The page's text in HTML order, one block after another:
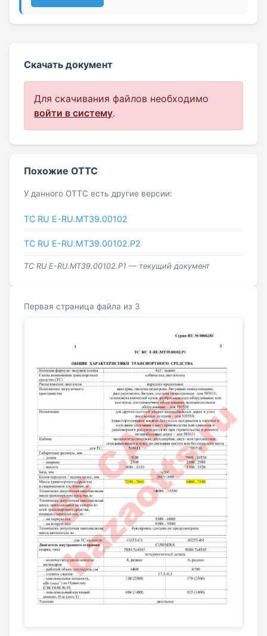
Скачать документ
Для скачивания файлов необходимо
войти в систему.
Похожие ОТТС
У данного ОТТС есть другие версии:
ТС RU Е-RU.МТ39.00102
ТС RU Е-RU.МТ39.00102.Р2
ТС RU Е-RU.МТ39.00102.Р1 — текущий документ
Первая страница файла из 3